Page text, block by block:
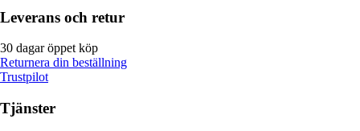
Leverans och retur
30 dagar öppet köp
Returnera din beställning
Trustpilot
Tjänster